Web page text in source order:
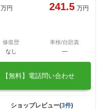
万円 241.5 万円
修復歴
なし
車検/自賠責
―
【無料】電話問い合わせ
ショップレビュー(3件)